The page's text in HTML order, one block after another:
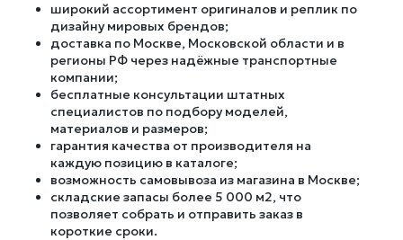
широкий ассортимент оригиналов и реплик по
дизайну мировых брендов;
доставка по Москве, Московской области и в
регионы РФ через надёжные транспортные
компании;
бесплатные консультации штатных
специалистов по подбору моделей,
материалов и размеров;
гарантия качества от производителя на
каждую позицию в каталоге;
возможность самовывоза из магазина в Москве;
складские запасы более 5 000 м2, что
позволяет собрать и отправить заказ в
короткие сроки.